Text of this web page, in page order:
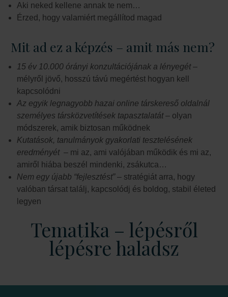
Aki neked kellene annak te nem…
Érzed, hogy valamiért megállítod magad
Mit ad ez a képzés – amit más nem?
15 év 10.000 órányi konzultációjának a lényegét–
mélyről jövő, hosszú távú megértést hogyan kell
kapcsolódni
Az egyik legnagyobb hazai online társkereső oldalnál
személyes társközvetítések tapasztalatát– olyan
módszerek, amik biztosan működnek
Kutatások, tanulmányok gyakorlati tesztelésének
eredményét – mi az, ami valójában működik és mi az,
amiről hiába beszél mindenki, zsákutca…
Nem egy újabb “fejlesztést”– stratégiát arra, hogy
valóban társat találj, kapcsolódj és boldog, stabil életed
legyen
Tematika – lépésről
lépésre haladsz